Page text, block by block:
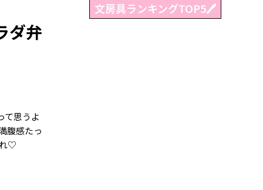
ダ弁
て思うよ
腹感たっ
♡
文房具ランキングTOP5🖊